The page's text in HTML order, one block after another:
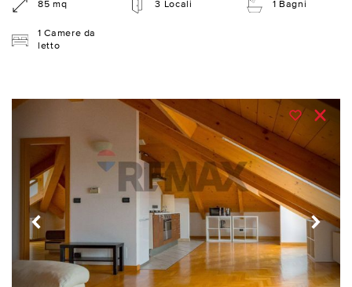
85 mq 3 Locali 1 Bagni
1 Camere da
letto